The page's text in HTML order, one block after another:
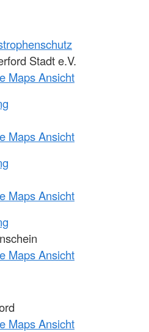
Stadt e.V.
Maps Ansicht
Maps Ansicht
Maps Ansicht
Maps Ansicht
Maps Ansicht